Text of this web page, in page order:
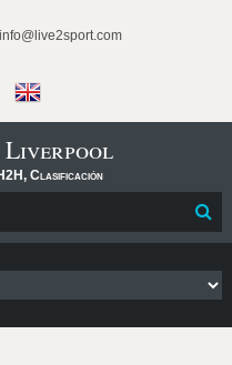
info@live2sport.com
Clasificación